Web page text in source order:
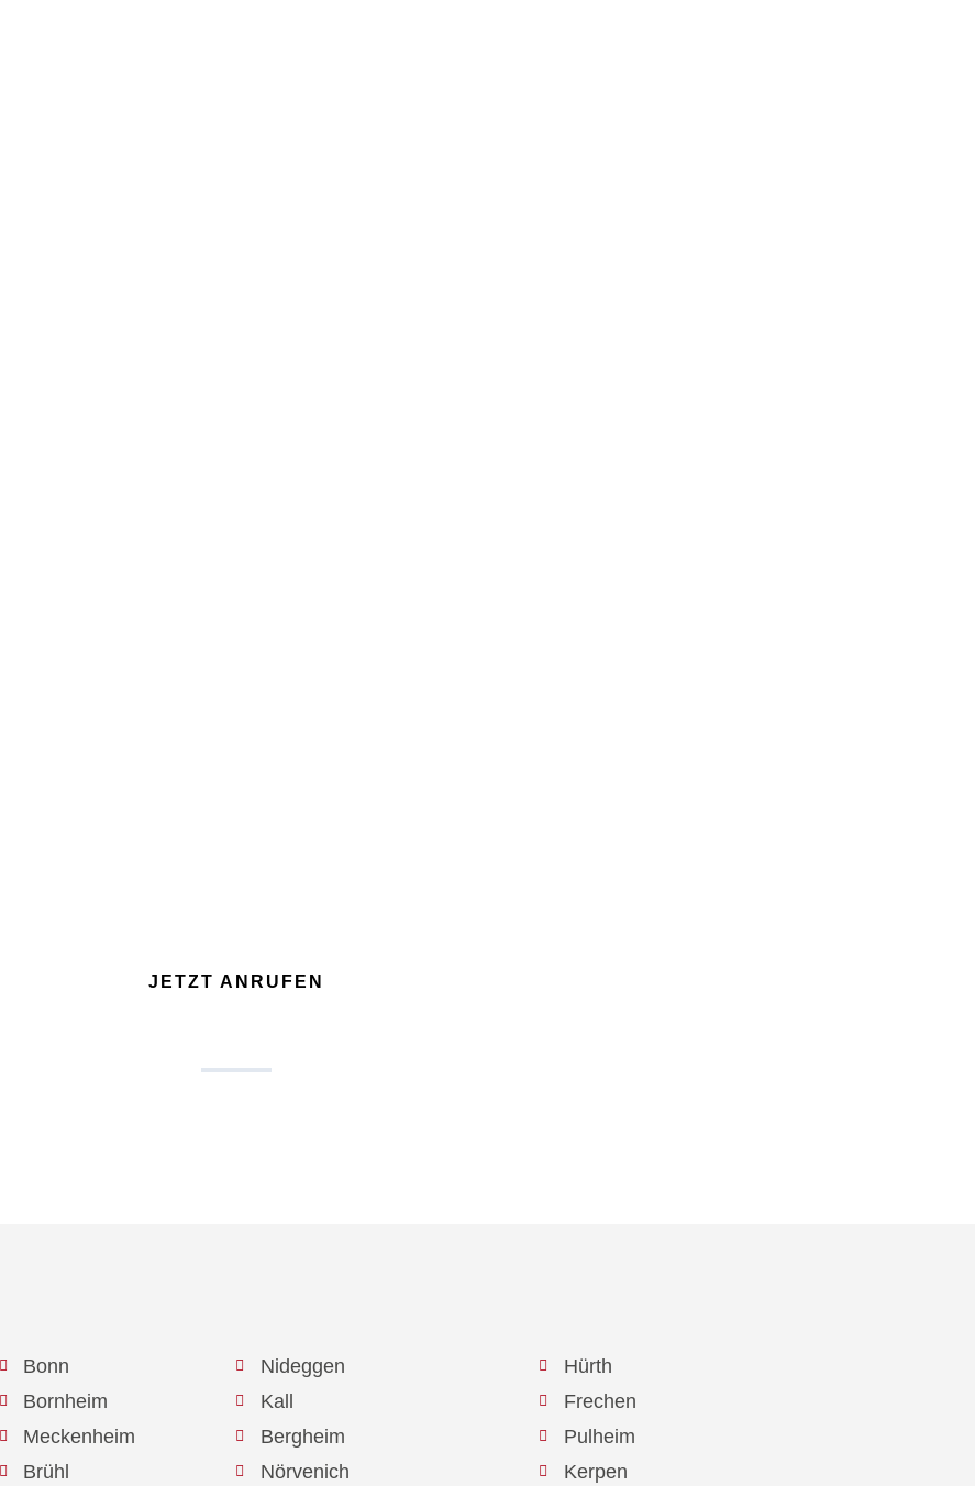
JETZT ANRUFEN
Bonn
Bornheim
Meckenheim
Brühl
Nideggen
Kall
Bergheim
Nörvenich
Hürth
Frechen
Pulheim
Kerpen